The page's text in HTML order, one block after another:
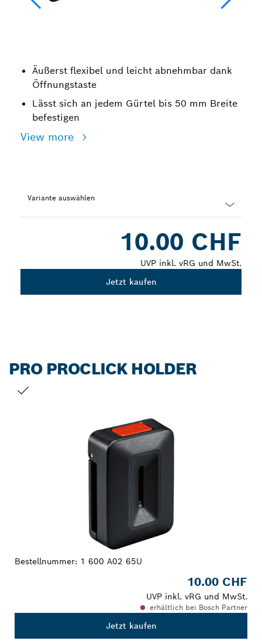
Äußerst flexibel und leicht abnehmbar dank
Öffnungstaste
Lässt sich an jedem Gürtel bis 50 mm Breite
befestigen
View more
Variante auswählen
10.00 CHF
UVP inkl. vRG und MwSt.
Jetzt kaufen
PRO PROCLICK HOLDER
Bestellnummer: 1 600 A02 65U
10.00 CHF
UVP inkl. vRG und MwSt.
erhältlich bei Bosch Partner
Jetzt kaufen